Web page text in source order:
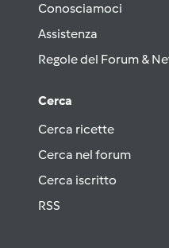
Conosciamoci
Assistenza
Regole del Forum &
Cerca
Cerca ricette
Cerca nel forum
Cerca iscritto
RSS